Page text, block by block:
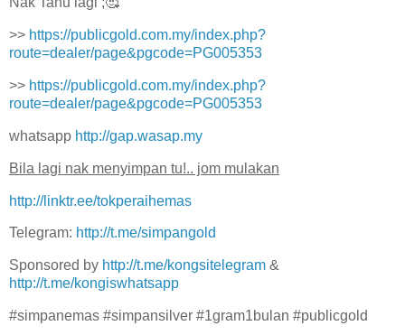
>> https://publicgold.com.my/index.php?
route=dealer/page&pgcode=PG005353
>> https://publicgold.com.my/index.php?
route=dealer/page&pgcode=PG005353
whatsapp http://gap.wasap.my
Bila lagi nak menyimpan tu!.. jom mulakan
http://linktr.ee/tokperaihemas
Telegram: http://t.me/simpangold
Sponsored by http://t.me/kongsitelegram &
http://t.me/kongiswhatsapp
#simpanemas #simpansilver #1gram1bulan #publicgold